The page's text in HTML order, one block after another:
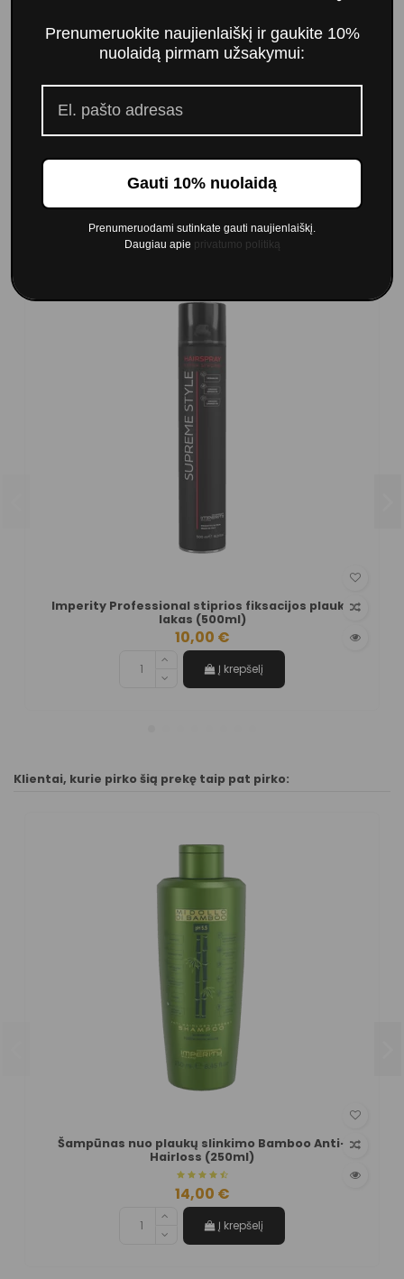
Imperity Professional Singularity plaukų dažai
Į krepšelį
Klientai, kurie pirko šią prekę taip pat pirko:
Imperity Professional stiprios fiksacijos plaukų
lakas (500ml)
10,00 €
Į krepšelį
Klientai, kurie pirko šią prekę taip pat pirko:
Šampūnas nuo plaukų slinkimo Bamboo Anti-
Hairloss (250ml)
14,00 €
Į krepšelį
Prenumeruokite naujienlaiškį ir gaukite 10%
nuolaidą pirmam užsakymui:
Gauti 10% nuolaidą
Prenumeruodami sutinkate gauti naujienlaiškį.
Daugiau apie privatumo politiką